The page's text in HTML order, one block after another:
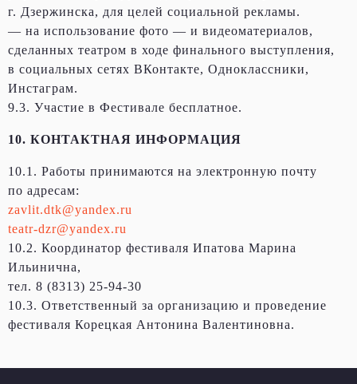
г. Дзержинска, для целей социальной рекламы.
— на использование фото — и видеоматериалов,
сделанных театром в ходе финального выступления,
в социальных сетях ВКонтакте, Одноклассники,
Инстаграм.
9.3. Участие в Фестивале бесплатное.
10. КОНТАКТНАЯ ИНФОРМАЦИЯ
10.1. Работы принимаются на электронную почту
по адресам:
zavlit.dtk@yandex.ru
teatr-dzr@yandex.ru
10.2. Координатор фестиваля Ипатова Марина
Ильинична,
тел. 8 (8313) 25-94-30
10.3. Ответственный за организацию и проведение
фестиваля Корецкая Антонина Валентиновна.